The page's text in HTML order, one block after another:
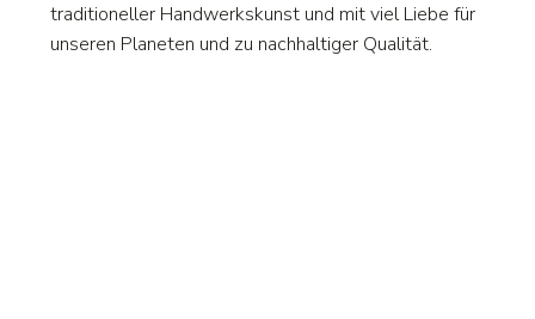
traditioneller Handwerkskunst und mit viel Liebe für
unseren Planeten und zu nachhaltiger Qualität.